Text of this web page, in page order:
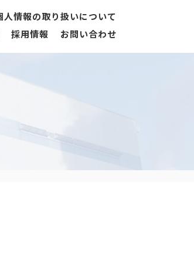
採用情報 お問い合わせ
人情報の取り扱いについて